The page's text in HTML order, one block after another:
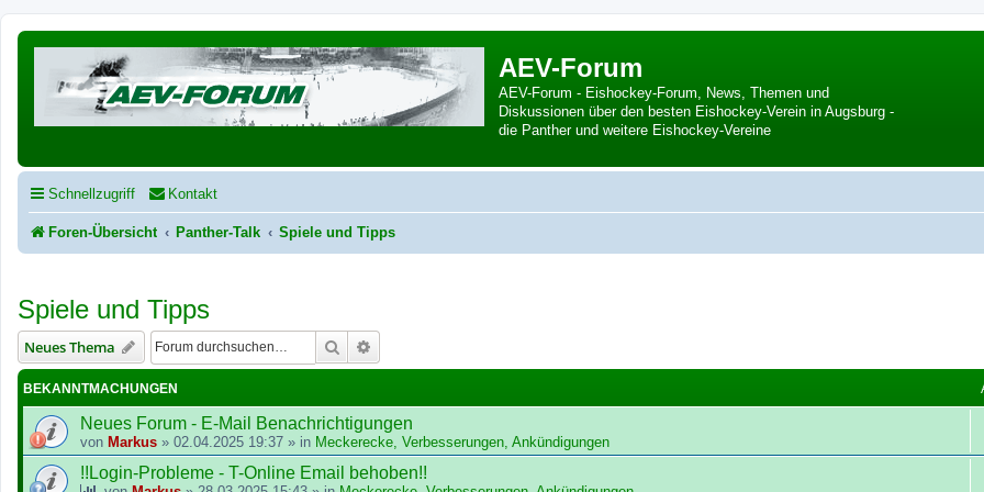
AEV-Forum
AEV-Forum - Eishockey-Forum, News, Themen und
Diskussionen über den besten Eishockey-Verein in Augsburg -
die Panther und weitere Eishockey-Vereine
Schnellzugriff Kontakt
Foren-Übersicht Panther-Talk Spiele und Tipps
Spiele und Tipps
Neues Thema Suche
BEKANNTMACHUNGEN
Neues Forum - E-Mail Benachrichtigungen
von Markus » 02.04.2025 19:37 » in Meckerecke, Verbesserungen, Ankündigungen
!!Login-Probleme - T-Online Email behoben!!